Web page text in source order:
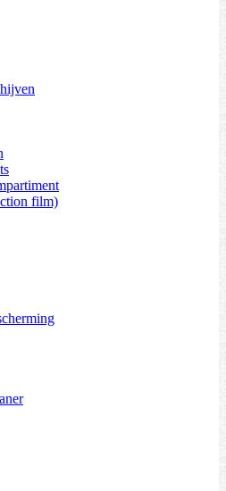
film)